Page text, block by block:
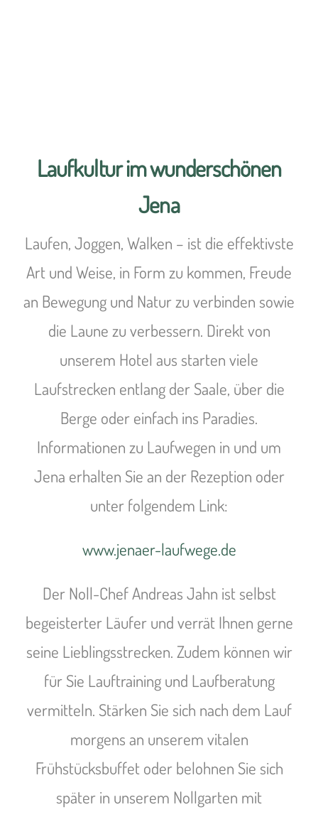
Laufkultur im wunderschönen
Jena
Laufen, Joggen, Walken – ist die effektivste
Art und Weise, in Form zu kommen, Freude
an Bewegung und Natur zu verbinden sowie
die Laune zu verbessern. Direkt von
unserem Hotel aus starten viele
Laufstrecken entlang der Saale, über die
Berge oder einfach ins Paradies.
Informationen zu Laufwegen in und um
Jena erhalten Sie an der Rezeption oder
unter folgendem Link:
www.jenaer-laufwege.de
Der Noll-Chef Andreas Jahn ist selbst
begeisterter Läufer und verrät Ihnen gerne
seine Lieblingsstrecken. Zudem können wir
für Sie Lauftraining und Laufberatung
vermitteln. Stärken Sie sich nach dem Lauf
morgens an unserem vitalen
Frühstücksbuffet oder belohnen Sie sich
später in unserem Nollgarten mit